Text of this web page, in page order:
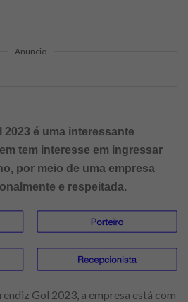
Anuncio
2023 é uma interessante
tem interesse em ingressar
por meio de uma empresa
e respeitada.
Gol 2023, a empresa está com